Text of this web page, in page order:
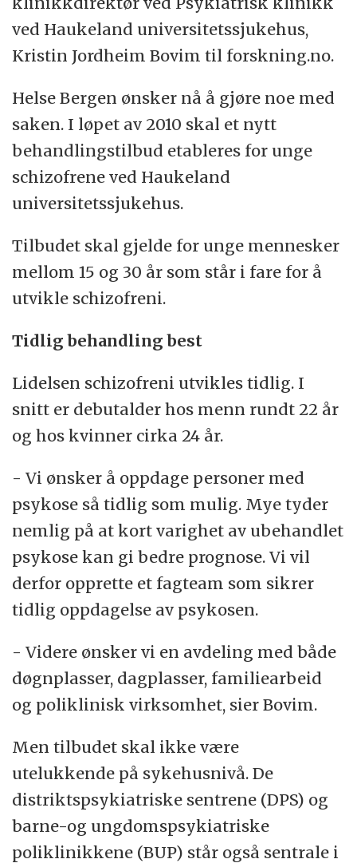
kjennetegnes av:
- tankeforstyrrelser
- vrangforestillinger
- uvanlig tale eller oppførsel
Schizofreni er en kompleks sykdom som
trolig skyldes både arv og miljø.
Kilde:www.helsenett.no
ved Haukeland universitetssjukehus,
Kristin Jordheim Bovim til forskning.no.
Helse Bergen ønsker nå å gjøre noe med
saken. I løpet av 2010 skal et nytt
behandlingstilbud etableres for unge
schizofrene ved Haukeland
universitetssjukehus.
Tilbudet skal gjelde for unge mennesker
mellom 15 og 30 år som står i fare for å
utvikle schizofreni.
Tidlig behandling best
Lidelsen schizofreni utvikles tidlig. I
snitt er debutalder hos menn rundt 22 år
og hos kvinner cirka 24 år.
- Vi ønsker å oppdage personer med
psykose så tidlig som mulig. Mye tyder
nemlig på at kort varighet av ubehandlet
psykose kan gi bedre prognose. Vi vil
derfor opprette et fagteam som sikrer
tidlig oppdagelse av psykosen.
- Videre ønsker vi en avdeling med både
døgnplasser, dagplasser, familiearbeid
og poliklinisk virksomhet, sier Bovim.
Men tilbudet skal ikke være
utelukkende på sykehusnivå. De
distriktspsykiatriske sentrene (DPS) og
barne-og ungdomspsykiatriske
poliklinikkene (BUP) står også sentrale i